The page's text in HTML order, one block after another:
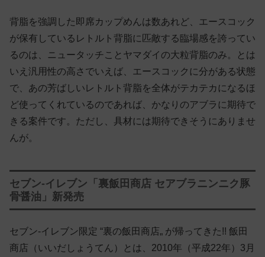
背脂を強調した即席カップめんは数あれど、エースコック
が保有しているレトルト背脂に匹敵する臨場感を誇ってい
るのは、ニュータッチことヤマダイの大粒背脂のみ。とは
いえ汎用性の高さでいえば、エースコックに分がある状態
で、あの芳ばしいレトルト背脂を全体がテカテカになるほ
ど使ってくれているのであれば、かなりのアブラに期待で
きる案件です。ただし、具材には期待できそうにありませ
んが。
セブン-イレブン「裏飯田商店 セアブラニンニク豚
骨醤油」新発売
セブン-イレブン限定 “裏の飯田商店„ が帰ってきた!! 飯田
商店（いいだしょうてん）とは、2010年（平成22年）3月